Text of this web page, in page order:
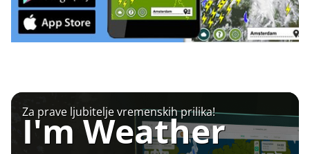
Za prave ljubitelje vremenskih prilika!
I'm Weather